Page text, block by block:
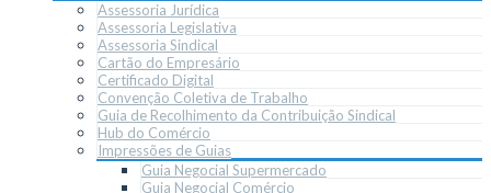
Assessoria Jurídica
Assessoria Legislativa
Assessoria Sindical
Cartão do Empresário
Certificado Digital
Convenção Coletiva de Trabalho
Guia de Recolhimento da Contribuição Sindical
Hub do Comércio
Impressões de Guias
Guia Negocial Supermercado
Guia Negocial Comércio